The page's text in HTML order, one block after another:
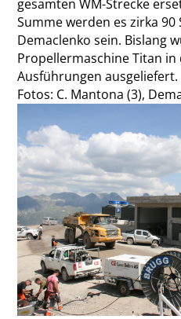
gesamten WM-Strecke
Summe werden es zirka 90
Demaclenko sein. Bislang
Propellermaschine Titan in
Ausführungen ausgeliefert.
Fotos: C. Mantona (3),